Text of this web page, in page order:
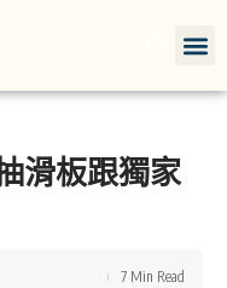
滑板跟獨家
7 Min Read